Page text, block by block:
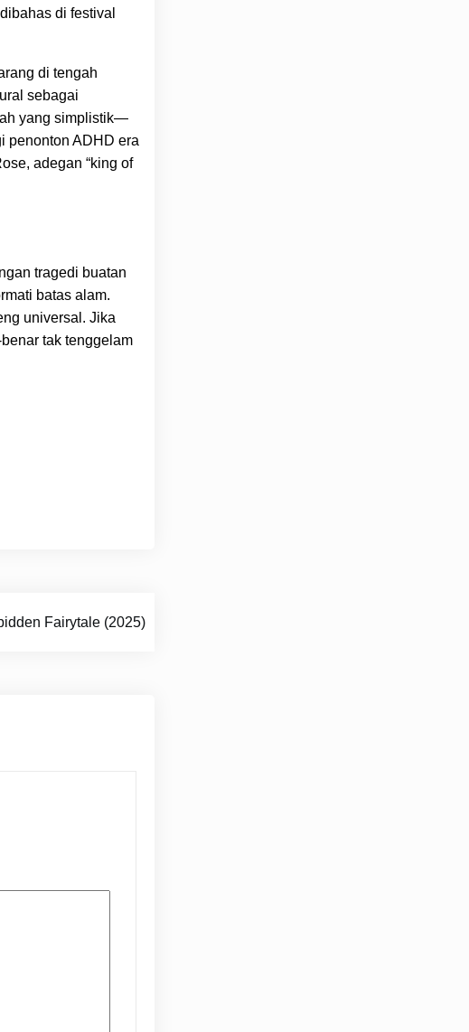
di festival
di tengah
sebagai
yang simplistik—
penonton ADHD era
adegan “king of
tragedi buatan
batas alam.
universal. Jika
tak tenggelam
Fairytale (2025)